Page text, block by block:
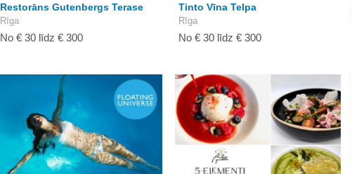
Restorāns Gutenbergs Terase
Rīga
No € 30 līdz € 300
Tinto Vīna Telpa
Rīga
No € 30 līdz € 300